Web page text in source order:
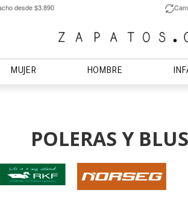
desde $3.890
MUJER HOMBRE
POLERAS Y